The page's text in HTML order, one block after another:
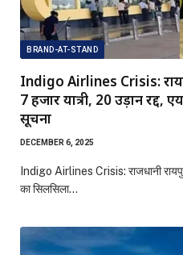
BRAND-AT-STAND
Indigo Airlines Crisis:
7 हजार यात्री, 20 उड़ानें रद्द,
सूचना
DECEMBER 6, 2025
Indigo Airlines Crisis: राजधानी रायपुर
का सिलसिला…